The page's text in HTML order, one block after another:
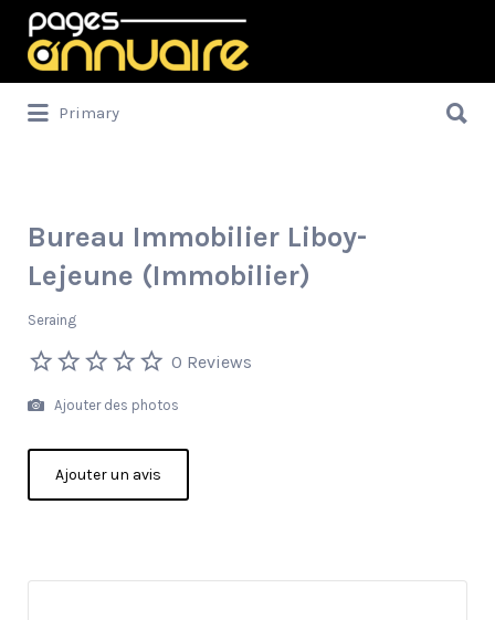
Rechercher:
Primary
Bureau Immobilier Liboy-
Lejeune (Immobilier)
Seraing
0 Reviews
Ajouter des photos
Ajouter un avis